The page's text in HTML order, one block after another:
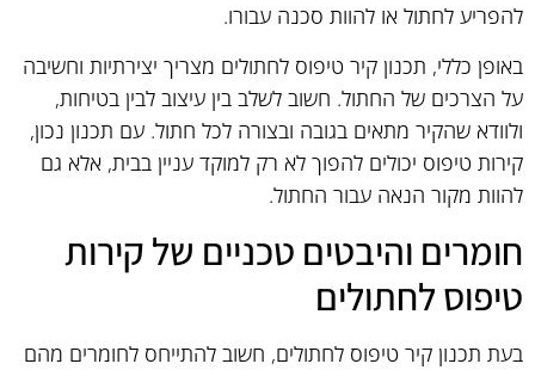
להפריע לחתול או להוות סכנה עבורו.
באופן כללי, תכנון קיר טיפוס לחתולים מצריך יצירתיות וחשיבה
על הצרכים של החתול. חשוב לשלב בין עיצוב לבין בטיחות,
ולוודא שהקיר מתאים בגובה ובצורה לכל חתול. עם תכנון נכון,
קירות טיפוס יכולים להפוך לא רק למוקד עניין בבית, אלא גם
להוות מקור הנאה עבור החתול.
חומרים והיבטים טכניים של קירות
טיפוס לחתולים
בעת תכנון קיר טיפוס לחתולים, חשוב להתייחס לחומרים מהם